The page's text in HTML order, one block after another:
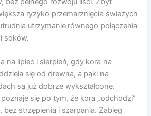
ryzyko przemarznięcia świeżych
utrzymanie równego połączenia
soków.
na lipiec i sierpień, gdy kora na
się od drewna, a pąki na
są już dobrze wykształcone.
się po tym, że kora „odchodzi”
bez strzępienia i szarpania. Zabieg